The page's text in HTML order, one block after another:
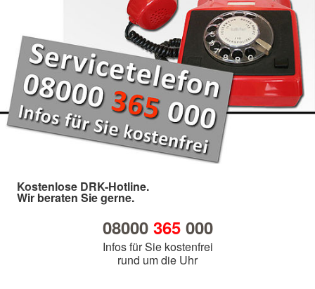
Kostenlose DRK-Hotline.
Wir beraten Sie gerne.
08000 365000
Infos für Sie kostenfrei
rund um die Uhr